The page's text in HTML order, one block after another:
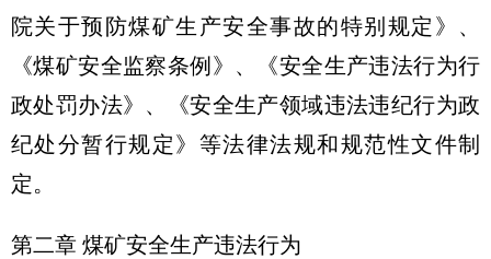
院关于预防煤矿生产安全事故的特别规定》、
《煤矿安全监察条例》、《安全生产违法行为行
政处罚办法》、《安全生产领域违法违纪行为政
纪处分暂行规定》等法律法规和规范性文件制
定。
第二章 煤矿安全生产违法行为